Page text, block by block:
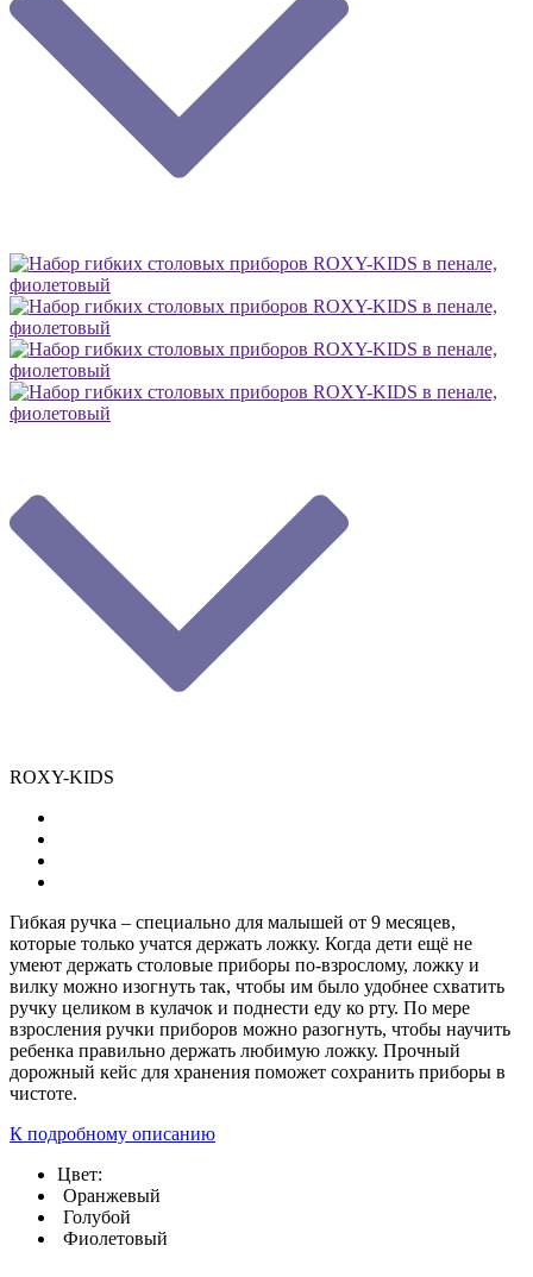
ROXY-KIDS
Гибкая ручка – специально для малышей от 9 месяцев,
которые только учатся держать ложку. Когда дети ещё не
умеют держать столовые приборы по-взрослому, ложку и
вилку можно изогнуть так, чтобы им было удобнее схватить
ручку целиком в кулачок и поднести еду ко рту. По мере
взросления ручки приборов можно разогнуть, чтобы научить
ребенка правильно держать любимую ложку. Прочный
дорожный кейс для хранения поможет сохранить приборы в
чистоте.
К подробному описанию
Цвет:
Оранжевый
Голубой
Фиолетовый